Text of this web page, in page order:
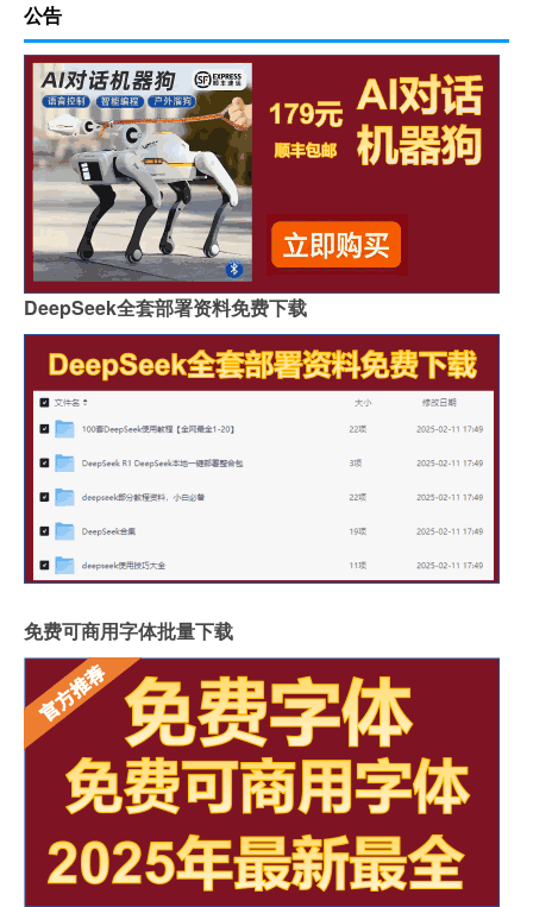
公告
DeepSeek全套部署资料免费下载
免费可商用字体批量下载